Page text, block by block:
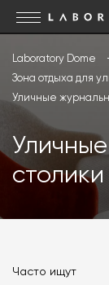
Laboratory Dome
Зона отдыха для
Уличные
Часто ищут